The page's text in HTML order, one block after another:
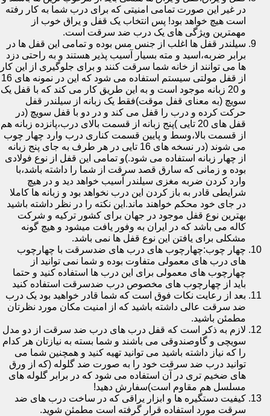
در غیر این صورت تمامی امنیتی که برای درب شما به کار رفته
است هیچ خواهد بود! پس انتخاب یک قفل و یراق خوب از
مهمترین ویژگی های یک درب ضد سرقت است.
سیلندر قفل ها اغلب از جنس مس بوده و تمامی این قفل ها در
برابر ضربه،اسید و مته بسیار آسیب پذیر هستند و به راحتی دزد
ها می توانند از خانه شما سرقت کنند و برای جلوگیری از این کار
از قفل مولتی سیستم استفاده می شود که این در نمونه های 16
و 20 زبانه موجود است و به این طریق کار می کند که با قفل یک
سویچ (به معنای قفل موقت)فقط یک زبانه از سیلندر قفل
حرکت کرده و درب را قفل می کند و در دو با قفل سویچ (در
قفل های 20 تایی )پنج زبانه از قسمت بالای درب،پانزده زبانه هم
از قسمت بالا،وسط و پایین قسمت کناری درب وارد چهار چوب
می شوند (در نسخه های 16 تایی در هر طرف به جای پنج زبانه
از چهار زبانه استفاده می شود.)و تمامی این قفل از نوع فولادی
بوده و زمانی که سارق قصد سرقت از شما را داشته باشد،با
وارد کردن ضربه مغزی سیلندر آسیب خواهد دید و در هیچ
شرایطی قادر به باز کردن این درب نخواهد بود و زبانه ها کاملا
در جای خود محکم خواهند ماند.این نکته را در نظر داشته باشید
بهترین نوع قفل موجود در جهان برای کشور ترکیه و شرکت
کاله می باشد که در ایران به وفور یافت میشود و هیچ گونه
مشکلی برای یافتن این نوع قفل ها نمی باشد.
چهار چوب:چهارچوب های درب های ضدسرقت با چهارچوب
های درب های معمولی متفاوت بوده و شما نمی توانید از
چهارچوب های معمولی برای این درب ها استفاده کنید و حتما
باید از چهارچوب های مخصوص درب ضدسرقت استفاده کنید
بعد از رعایت نکات فوق است که شما قادر خواهید بود یک درب
ضد سرقت عالی داشته باشید که از امنیت مکان مورد نظرتان
مطمئن باشید.
لازم به ذکر است که قفل درب های درب ضد سرقت از دو مدل
سویچی و گاوصندوقی می باشند و شما بسته به نیازتان هر کدام
را که نیاز داشته باشید می توانید تهیه کنید و همچنین شما می
توانید درب ضد سرقت خود را به صورت ضد گلوله (که از ورق
های ضخیم تری در آن استفاده می شود که در برابر گلوله های
مسلسل هم مقاوم است)سفارش دهید!
کیفیت دستگیره ها و ابزار یراقی که در ساخت درب های ضد
سرقت مورد استفاده قرار گرفته است مطمئن شوید.